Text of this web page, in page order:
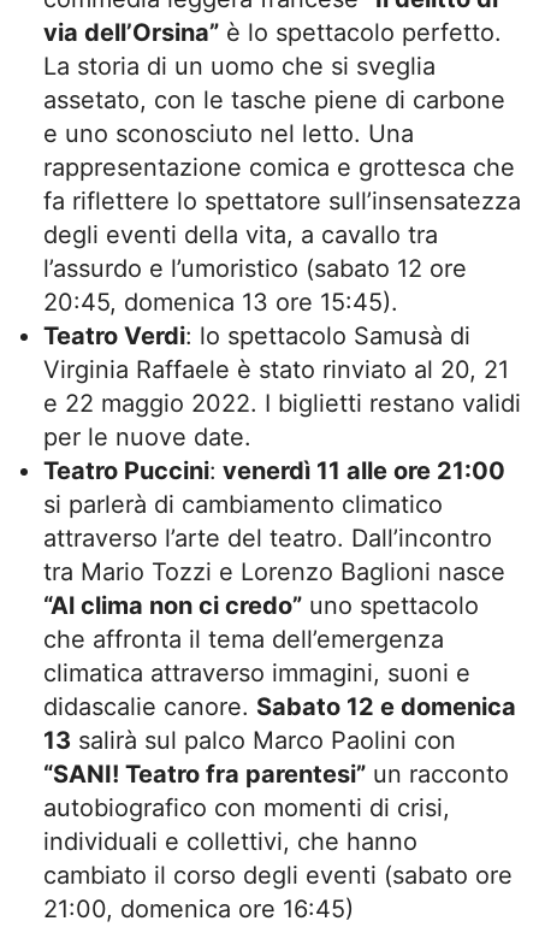
via dell’Orsina” è lo spettacolo perfetto.
La storia di un uomo che si sveglia
assetato, con le tasche piene di carbone
e uno sconosciuto nel letto. Una
rappresentazione comica e grottesca che
fa riflettere lo spettatore sull’insensatezza
degli eventi della vita, a cavallo tra
l’assurdo e l’umoristico (sabato 12 ore
20:45, domenica 13 ore 15:45).
Teatro Verdi: lo spettacolo Samusà di
Virginia Raffaele è stato rinviato al 20, 21
e 22 maggio 2022. I biglietti restano validi
per le nuove date.
Teatro Puccini: venerdì 11 alle ore 21:00
si parlerà di cambiamento climatico
attraverso l’arte del teatro. Dall’incontro
tra Mario Tozzi e Lorenzo Baglioni nasce
“Al clima non ci credo” uno spettacolo
che affronta il tema dell’emergenza
climatica attraverso immagini, suoni e
didascalie canore. Sabato 12 e domenica
13 salirà sul palco Marco Paolini con
“SANI! Teatro fra parentesi” un racconto
autobiografico con momenti di crisi,
individuali e collettivi, che hanno
cambiato il corso degli eventi (sabato ore
21:00, domenica ore 16:45)